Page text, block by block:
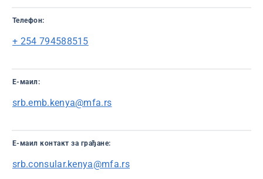
Телефон:
+ 254 794588515
Е-маил:
srb.emb.kenya@mfa.rs
E-маил контaкт за грађане:
srb.consular.kenya@mfa.rs